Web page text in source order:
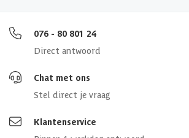
076 - 80 801 24
Direct antwoord
Chat met ons
Stel direct je vraag
Klantenservice